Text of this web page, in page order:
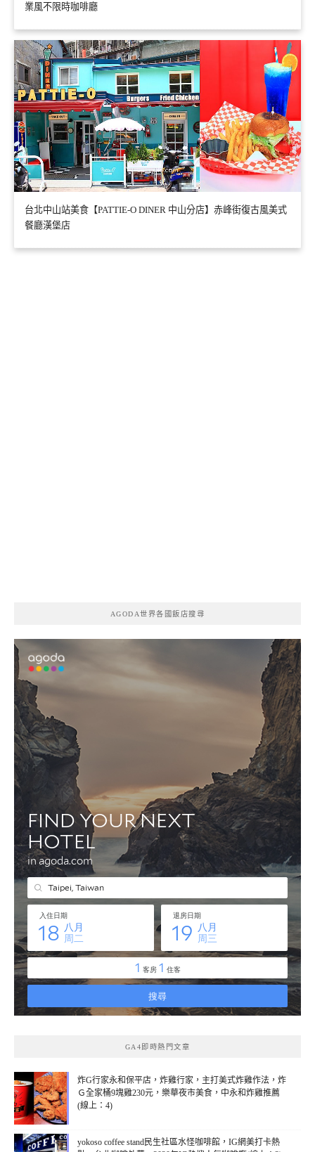
業風不限時咖啡廳
台北中山站美食【PATTIE-O DINER 中山分店】赤峰街復古風美式
餐廳漢堡店
AGODA世界各國飯店搜尋
GA4即時熱門文章
炸G行家永和保平店，炸雞行家，主打美式炸雞作法，炸
Ｇ全家桶9塊雞230元，樂華夜市美食，中永和炸雞推薦
(線上：4)
yokoso coffee stand民生社區水怪咖啡館，IG網美打卡熱